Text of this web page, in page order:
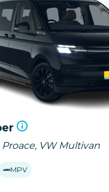
Proace, VW Multivan
MPV